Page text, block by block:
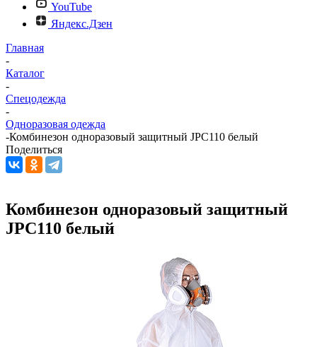
YouTube
Яндекс.Дзен
Главная
-
Каталог
-
Спецодежда
-
Одноразовая одежда
-Комбинезон одноразовый защитный JPC110 белый
Поделиться
Комбинезон одноразовый защитный
JPC110 белый